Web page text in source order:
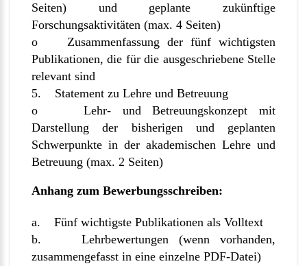
Seiten) und geplante zukünftige
Forschungsaktivitäten (max. 4 Seiten)
o Zusammenfassung der fünf wichtigsten
Publikationen, die für die ausgeschriebene Stelle
relevant sind
5. Statement zu Lehre und Betreuung
o Lehr- und Betreuungskonzept mit
Darstellung der bisherigen und geplanten
Schwerpunkte in der akademischen Lehre und
Betreuung (max. 2 Seiten)
Anhang zum Bewerbungsschreiben:
a. Fünf wichtigste Publikationen als Volltext
b. Lehrbewertungen (wenn vorhanden,
zusammengefasst in eine einzelne PDF-Datei)